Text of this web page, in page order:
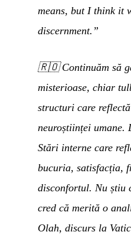
means, but I think it
discernment.”
🇷🇴Continuăm să
misterioase, chiar
structuri care
neuroștiinței umane.
Stări interne care
bucuria, satisfacția,
disconfortul. Nu știu
cred că merită o
Olah, discurs la